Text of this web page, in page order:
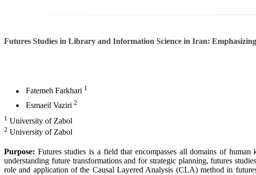
Futures Studies in Library and Information Science in Iran:
Fatemeh Farkhari 1
Esmaeil Vaziri 2
1 University of Zabol
2 University of Zabol
Purpose: Futures studies is a field that encompasses all domains of
understanding future transformations and for strategic planning, futures
role and application of the Causal Layered Analysis (CLA) method in